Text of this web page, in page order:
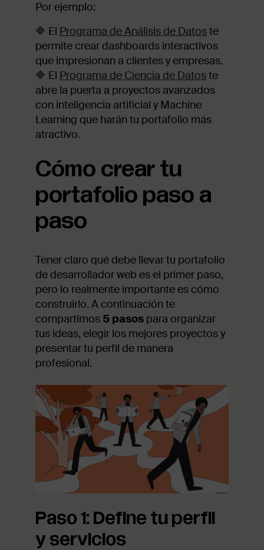
Por ejemplo:
🔷 El Programa de Análisis de Datoste
permite crear dashboards interactivos
que impresionan a clientes y empresas.
🔷 El Programa de Ciencia de Datoste
abre la puerta a proyectos avanzados
con inteligencia artificial y Machine
Learning que harán tu portafolio más
atractivo.
Cómo crear tu
portafolio paso a
paso
Tener claro qué debe llevar tu portafolio
de desarrollador web es el primer paso,
pero lo realmente importante es cómo
construirlo. A continuación te
compartimos 5 pasos para organizar
tus ideas, elegir los mejores proyectos y
presentar tu perfil de manera
profesional.
Paso 1: Define tu perfil
y servicios